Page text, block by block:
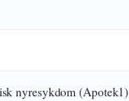
nyresykdom (Apotek1)